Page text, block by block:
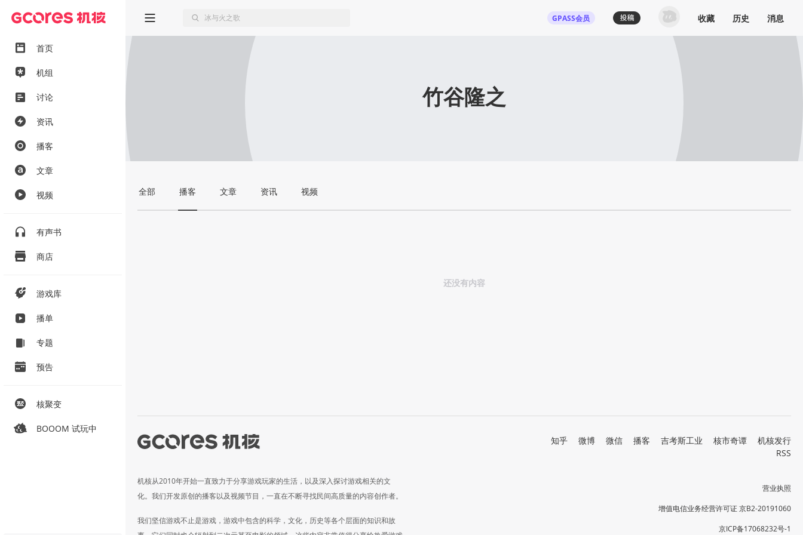
首页
机组
讨论
资讯
播客
文章
视频
有声书
商店
游戏库
播单
专题
预告
核聚变
BOOOM 试玩中
GPASS会员 收藏 历史 消息
竹谷隆之
全部 播客 文章 资讯 视频
还没有内容
机核从2010年开始一直致力于分享游戏玩家的生活，以及深入探讨游戏相关的文
化。我们开发原创的播客以及视频节目，一直在不断寻找民间高质量的内容创作者。
我们坚信游戏不止是游戏，游戏中包含的科学，文化，历史等各个层面的知识和故
知乎 微博 微信 播客 吉考斯工业 核市奇谭
机核发行
RSS
营业执照
增值电信业务经营许可证 京B2-20191060
京ICP备17068232号-1